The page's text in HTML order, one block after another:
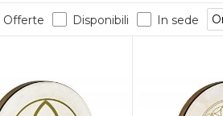
Offerte Disponibili In sede